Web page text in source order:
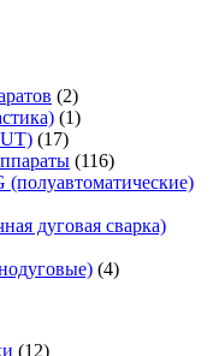
(2)
(1)
(17)
(116)
дуговая сварка)
(4)
(12)